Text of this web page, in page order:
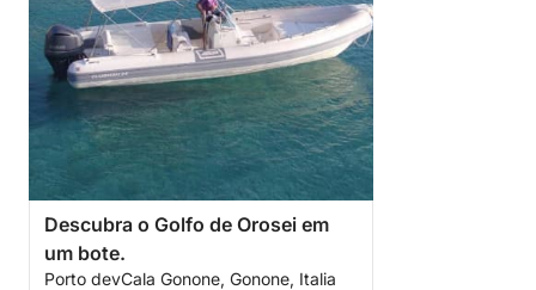
Descubra o Golfo de Orosei em
um bote.
Porto devCala Gonone, Gonone, Italia